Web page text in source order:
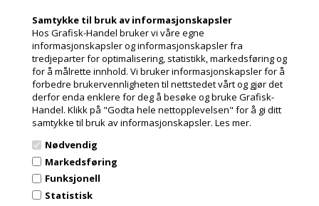
Samtykke til bruk av informasjonskapsler
Hos Grafisk-Handel bruker vi våre egne
informasjonskapsler og informasjonskapsler fra
tredjeparter for optimalisering, statistikk, markedsføring og
for å målrette innhold. Vi bruker informasjonskapsler for å
forbedre brukervennligheten til nettstedet vårt og gjør det
derfor enda enklere for deg å besøke og bruke Grafisk-
Handel. Klikk på "Godta hele nettopplevelsen" for å gi ditt
samtykke til bruk av informasjonskapsler. Les mer.
Nødvendig
Markedsføring
Funksjonell
Statistisk
Tlf. +45 36 86 80 80
Email: shop@grafisk-handel.no
CVR: 27 39 12 14